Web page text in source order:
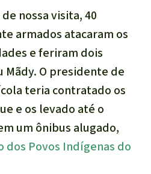
nossa visita, 40
armados atacaram os
e feriram dois
Mãdy. O presidente de
teria contratado os
e os levado até o
um ônibus alugado,
dos Povos Indígenas do